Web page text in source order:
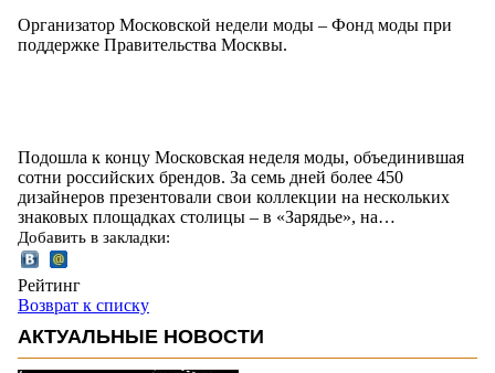
Организатор Московской недели моды – Фонд моды при
поддержке Правительства Москвы.
Подошла к концу Московская неделя моды, объединившая
сотни российских брендов. За семь дней более 450
дизайнеров презентовали свои коллекции на нескольких
знаковых площадках столицы – в «Зарядье», на…
Добавить в закладки:
Рейтинг
Возврат к списку
АКТУАЛЬНЫЕ НОВОСТИ